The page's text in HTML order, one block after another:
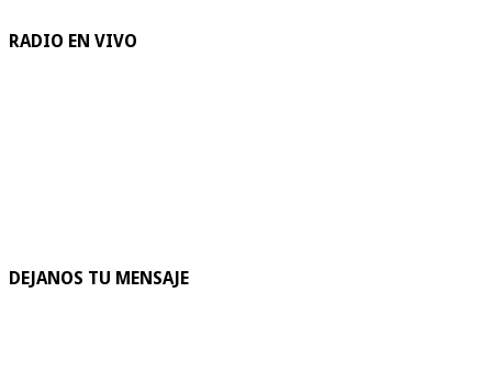
RADIO EN VIVO
DEJANOS TU MENSAJE